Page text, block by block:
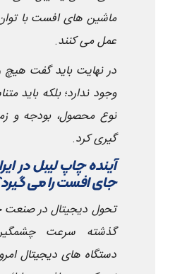
ماشین های افست با
عمل می کنند.
در نهایت باید گفت
وجود ندارد؛ بلکه باید
نوع محصول، بودجه و
گیری کرد.
آینده چاپ لیبل در
جای افست را می
تحول دیجیتال در
گذشته سرعت
دستگاه های دیجیتال